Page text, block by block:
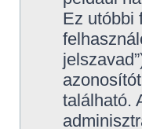
Ez utóbbi
található.